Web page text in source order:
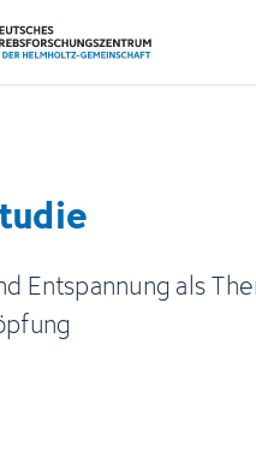
Entspannung als